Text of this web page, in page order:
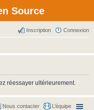
Source
Connexion
Inscription
réessayer ultérieurement.
L’équipe
Nous contacter